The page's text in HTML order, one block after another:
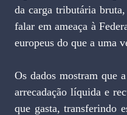
da carga tributária
falar em ameaça à
europeus do que a uma
Os dados mostram que
arrecadação líquida e
que gasta, transferindo